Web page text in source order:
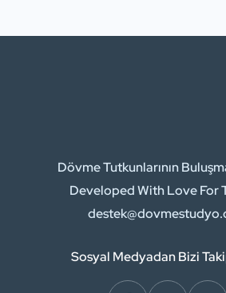
sembolize etmenin bir yolu
Dövme Tutkunlarının
Developed With Love For
Sosyal Medyadan Bizi